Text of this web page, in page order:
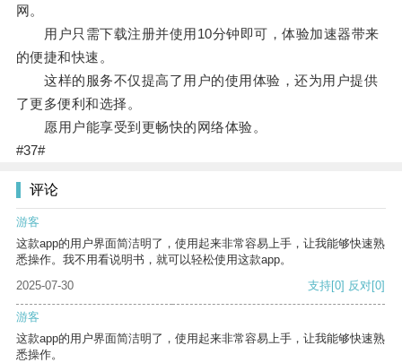
网。
用户只需下载注册并使用10分钟即可，体验加速器带来
的便捷和快速。
这样的服务不仅提高了用户的使用体验，还为用户提供
了更多便利和选择。
愿用户能享受到更畅快的网络体验。
#37#
评论
游客
这款app的用户界面简洁明了，使用起来非常容易上手，让我能够快速熟
悉操作。我不用看说明书，就可以轻松使用这款app。
2025-07-30
支持[0] 反对[0]
游客
这款app的用户界面简洁明了，使用起来非常容易上手，让我能够快速熟
悉操作。